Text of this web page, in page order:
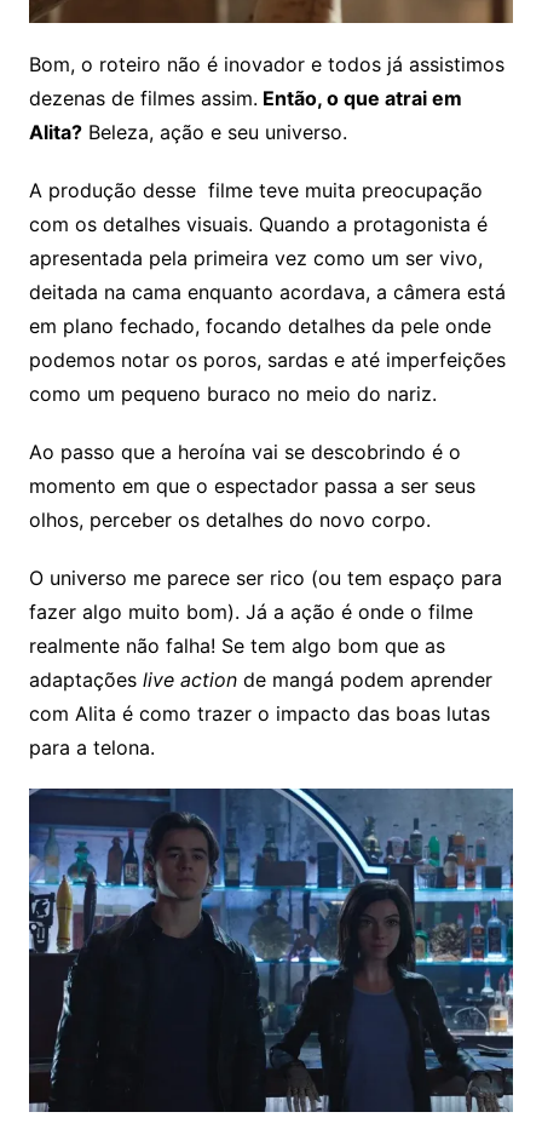
Bom, o roteiro não é inovador e todos já assistimos
dezenas de filmes assim. Então, o que atrai em
Alita?Beleza, ação e seu universo.
A produção desse filme teve muita preocupação
com os detalhes visuais. Quando a protagonista é
apresentada pela primeira vez como um ser vivo,
deitada na cama enquanto acordava, a câmera está
em plano fechado, focando detalhes da pele onde
podemos notar os poros, sardas e até imperfeições
como um pequeno buraco no meio do nariz.
Ao passo que a heroína vai se descobrindo é o
momento em que o espectador passa a ser seus
olhos, perceber os detalhes do novo corpo.
O universo me parece ser rico (ou tem espaço para
fazer algo muito bom). Já a ação é onde o filme
realmente não falha! Se tem algo bom que as
adaptaçõeslive actionde mangá podem aprender
com Alita é como trazer o impacto das boas lutas
para a telona.